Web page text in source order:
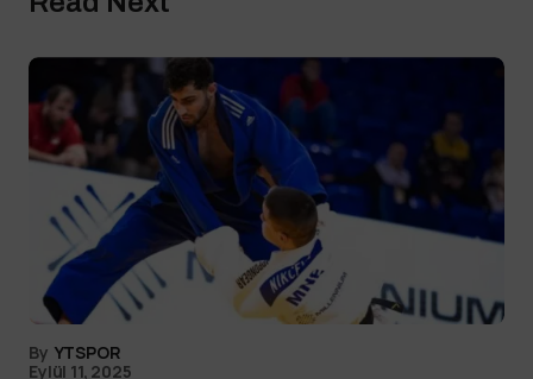
By YTSPOR
Eylül 11, 2025